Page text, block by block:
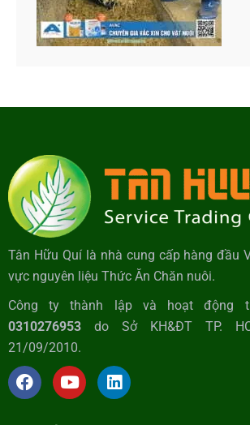
Tân Hữu Quí là nhà cung cấp hàng đầu
vực nguyên liệu Thức Ăn Chăn nuôi.
Công ty thành lập và hoạt động
0310276953 do Sở KH&ĐT TP.
21/09/2010.